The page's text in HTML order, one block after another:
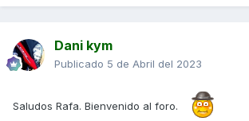
Dani kym
Publicado 5 de Abril del 2023
Saludos Rafa. Bienvenido al foro.